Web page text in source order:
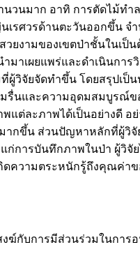
วนมาก อาทิ การตัดไม้ทำ
รศวรด้านตะวันออกขึ้น จ
งามของเขตป่าชั้นในเป็
าเผยแพร่และดำเนินกา
วิจัยจัดทำขึ้น โดยสรุปเป็
นและความอุดมสมบูรณ์ข
แต่ละภาพได้เป็นอย่างดี
มากขึ้น ส่วนปัญหาหลักที่ผู้
ก่การบันทึกภาพในป่า ผู้วิ
ดความตระหนักรู้ถึงคุณค่า
กับการมีส่วนร่วมในการอนุ